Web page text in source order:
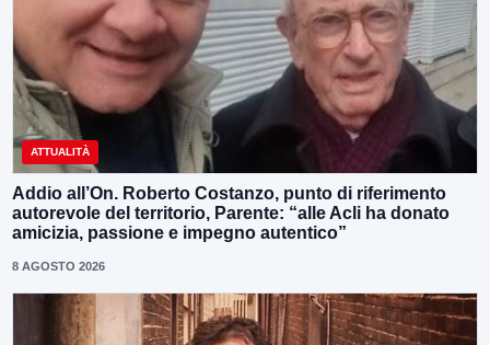
ATTUALITÀ
Addio all’On. Roberto Costanzo, punto di riferimento
autorevole del territorio, Parente: “alle Acli ha donato
amicizia, passione e impegno autentico”
8 AGOSTO 2026